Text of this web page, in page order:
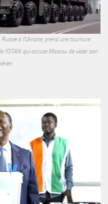
à l'Ukraine, prend une tournure
l'OTAN qui accuse Moscou de violer son